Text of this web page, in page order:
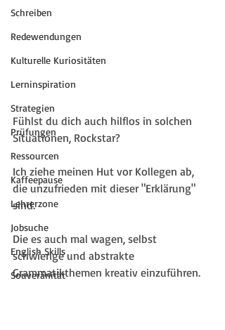
Schreiben
Redewendungen
Kulturelle Kuriositäten
Lerninspiration
Strategien
Prüfungen
Ressourcen
Kaffeepause
Lehrerzone
Jobsuche
English Skills
Souveränität
Fühlst du dich auch hilflos in solchen
Situationen, Rockstar?
Ich ziehe meinen Hut vor Kollegen ab,
die unzufrieden mit dieser "Erklärung"
sind.
Die es auch mal wagen, selbst
schwierige und abstrakte
Grammatikthemen kreativ einzuführen.